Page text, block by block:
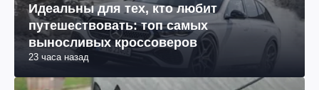
Идеальны для тех, кто любит
путешествовать: топ самых
выносливых кроссоверов
23 часа назад